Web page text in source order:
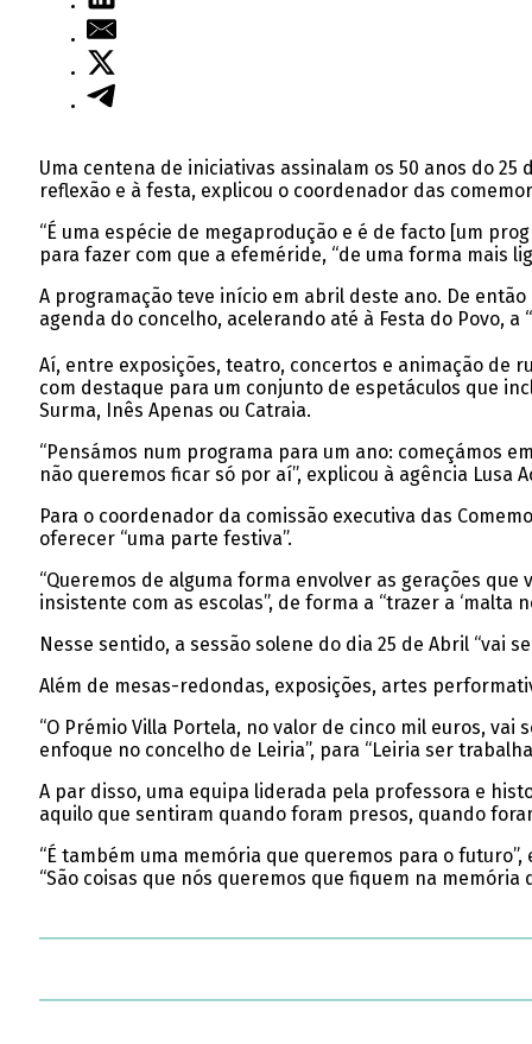
Uma centena de iniciativas assinalam os 50 anos do
reflexão e à festa, explicou o coordenador das
“É uma espécie de megaprodução e é de facto [um
para fazer com que a efeméride, “de uma forma mais
A programação teve início em abril deste ano. De
agenda do concelho, acelerando até à Festa do Povo,
Aí, entre exposições, teatro, concertos e animação de
com destaque para um conjunto de espetáculos que
Surma, Inês Apenas ou Catraia.
“Pensámos num programa para um ano: começámos
não queremos ficar só por aí”, explicou à agência Lusa
Para o coordenador da comissão executiva das
oferecer “uma parte festiva”.
“Queremos de alguma forma envolver as gerações
insistente com as escolas”, de forma a “trazer a ‘malta
Nesse sentido, a sessão solene do dia 25 de Abril “vai
Além de mesas-redondas, exposições, artes
“O Prémio Villa Portela, no valor de cinco mil euros,
enfoque no concelho de Leiria”, para “Leiria ser
A par disso, uma equipa liderada pela professora e
aquilo que sentiram quando foram presos, quando
“É também uma memória que queremos para o
“São coisas que nós queremos que fiquem na memória